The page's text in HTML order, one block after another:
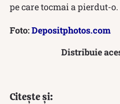
pe care tocmai a pierdut-o.
Foto:Depositphotos.com
Distribuie
Citește și: